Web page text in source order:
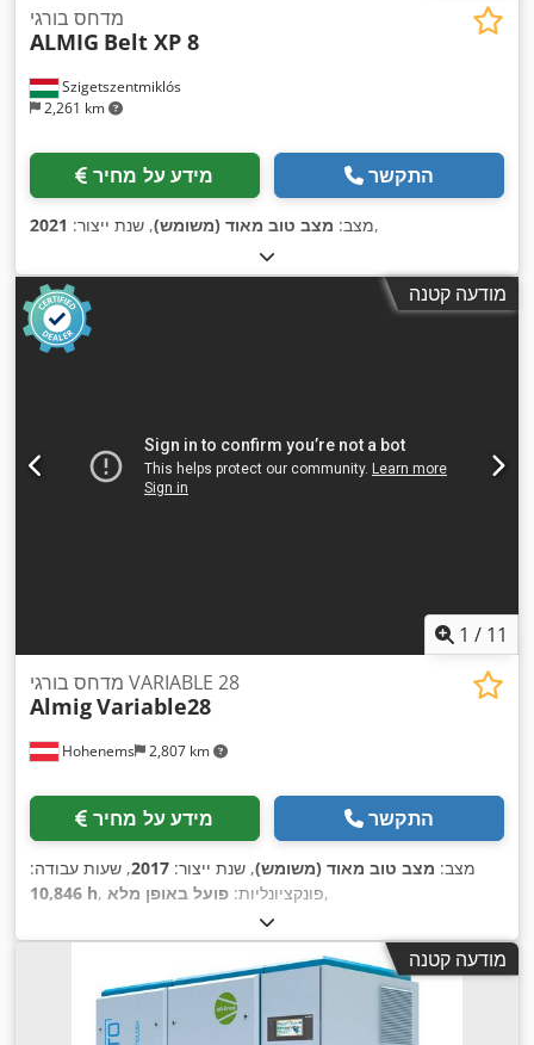
Szigetszentmiklós
2,261 km
מדחס בורגי
ALMIG Belt XP 8
מידע על מחיר התקשר
מצב: מצב טוב מאוד (משומש), שנת ייצור: 2021 ,
מודעה קטנה
1 / 11
Hohenems 2,807 km
מדחס בורגי VARIABLE 28
AlmigVariable28
מידע על מחיר התקשר
מצב: מצב טוב מאוד (משומש), שנת ייצור: 2017, שעות עבודה:
10,846 h
, פונקציונליות: פועל באופן מלא ,
מודעה קטנה